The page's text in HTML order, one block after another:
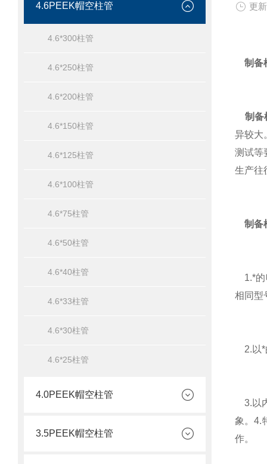
4.6PEEK帽空柱管
4.6*300柱管
4.6*250柱管
4.6*200柱管
4.6*150柱管
4.6*125柱管
4.6*100柱管
4.6*75柱管
4.6*50柱管
4.6*40柱管
4.6*33柱管
4.6*30柱管
4.6*25柱管
4.0PEEK帽空柱管
3.5PEEK帽空柱管
更
制备
制备
异较大
测试等
生产往
制备
1.*的
相同型
2.以*
3.以
象。4.
作。